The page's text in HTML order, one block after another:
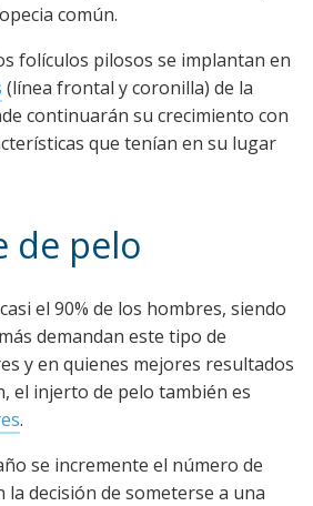
común.
folículos pilosos se implantan en
(línea frontal y coronilla) de la
continuarán su crecimiento con
que tenían en su lugar
de pelo
el 90% de los hombres, siendo
demandan este tipo de
y en quienes mejores resultados
el injerto de pelo también es
.
se incremente el número de
decisión de someterse a una